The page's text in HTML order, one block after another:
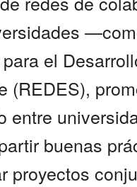
el
(REDES),
entre
buenas
proyectos